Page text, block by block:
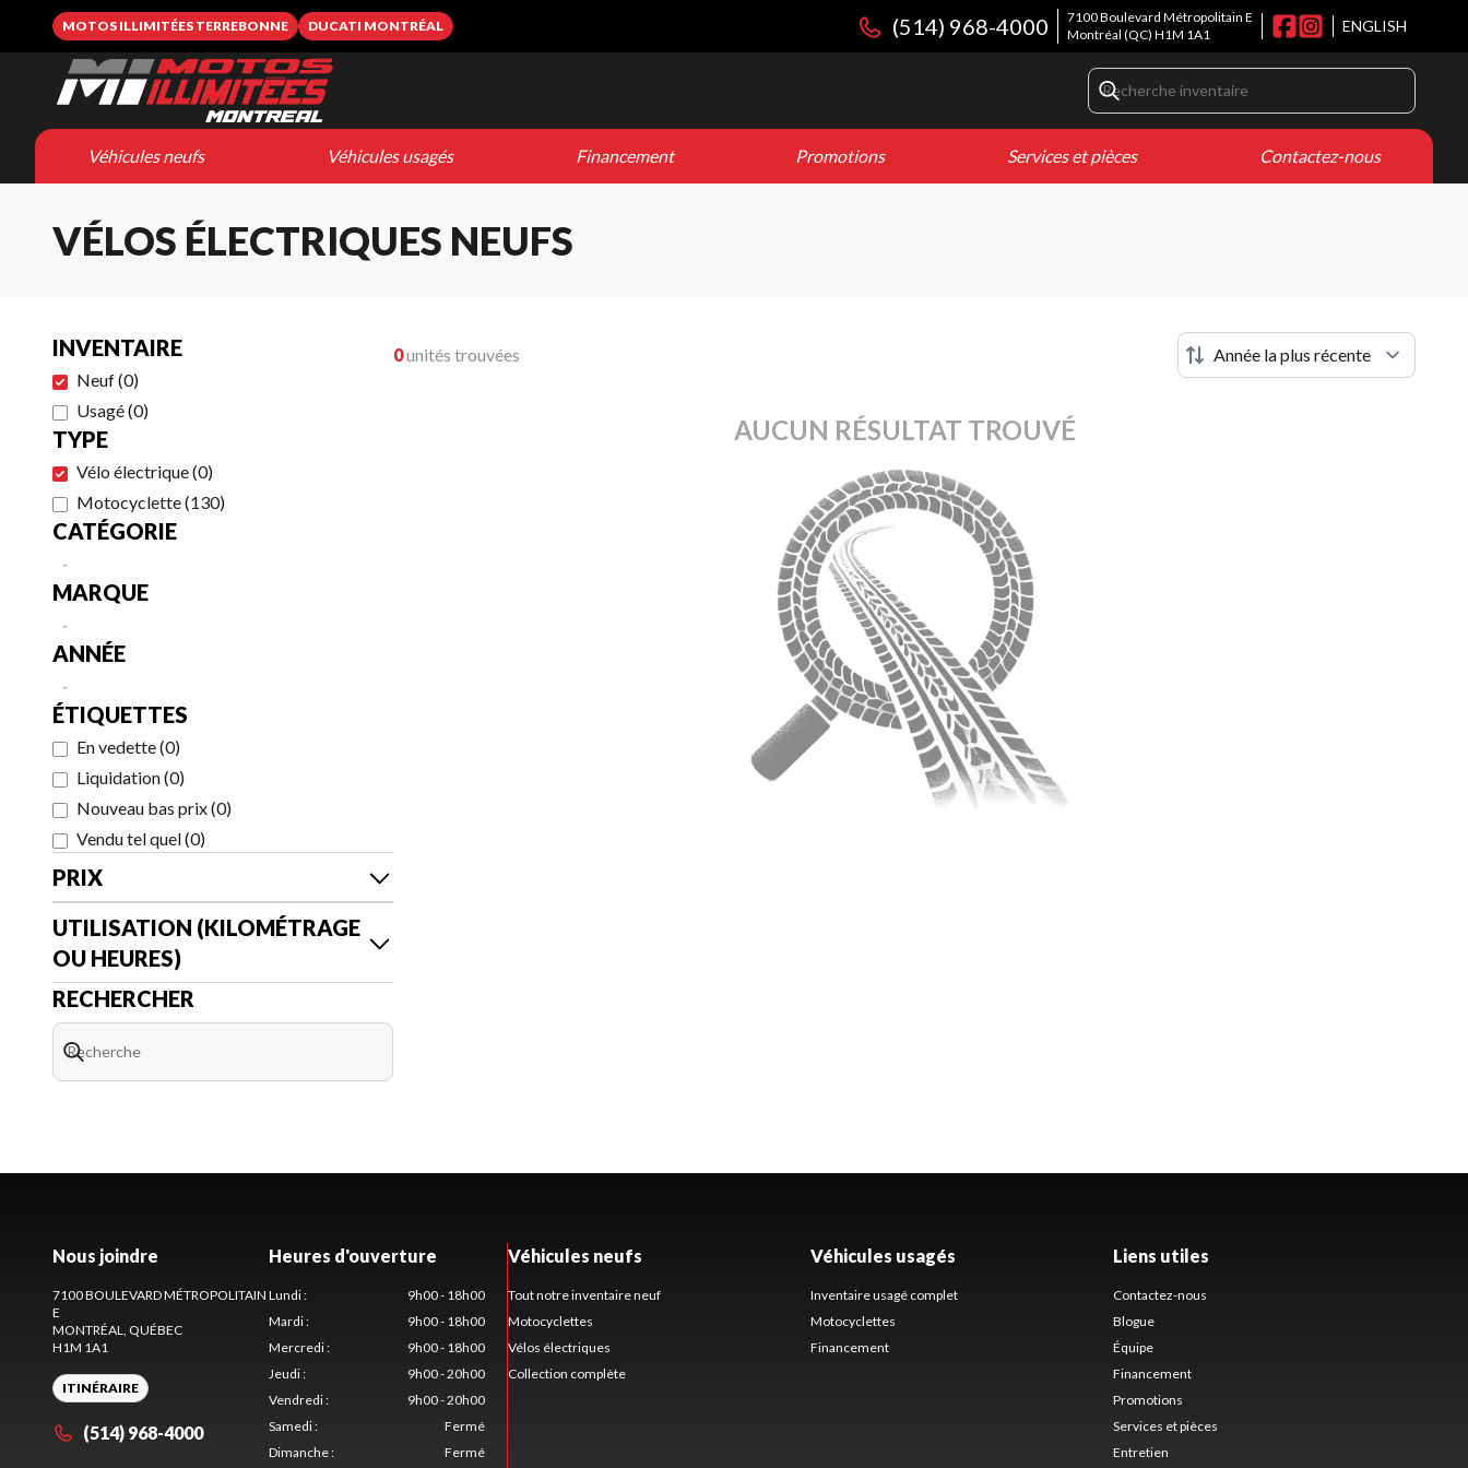
MOTOS ILLIMITÉES TERREBONNE DUCATI MONTRÉAL
7100 Boulevard Métropolitain E
Montréal (QC) H1M 1A1
(514) 968-4000 ENGLISH
Véhicules neufs Véhicules usagés Financement Promotions Services et pièces Contactez-nous
VÉLOS ÉLECTRIQUES NEUFS
INVENTAIRE
Neuf(0)
Usagé(0)
TYPE
Vélo électrique(0)
Motocyclette(130)
CATÉGORIE
-
MARQUE
-
ANNÉE
-
ÉTIQUETTES
En vedette(0)
Liquidation(0)
Nouveau bas prix(0)
Vendu tel quel(0)
PRIX
UTILISATION (KILOMÉTRAGE
OU HEURES)
RECHERCHER
0unités trouvées
AUCUN RÉSULTAT TROUVÉ
Nous joindre
7100 BOULEVARD MÉTROPOLITAIN
E
MONTRÉAL, QUÉBEC
H1M 1A1
ITINÉRAIRE
(514) 968-4000
Heures d'ouverture
Lundi:
9h00 - 18h00
Mardi:
9h00 - 18h00
Mercredi:
9h00 - 18h00
Jeudi:
9h00 - 20h00
Vendredi:
9h00 - 20h00
Samedi:
Fermé
Dimanche: Fermé
Véhicules neufs
Tout notre inventaire neuf
Motocyclettes
Vélos électriques
Collection complète
Véhicules usagés
Inventaire usagé complet
Motocyclettes
Financement
Liens utiles
Contactez-nous
Blogue
Équipe
Financement
Promotions
Services et pièces
Entretien